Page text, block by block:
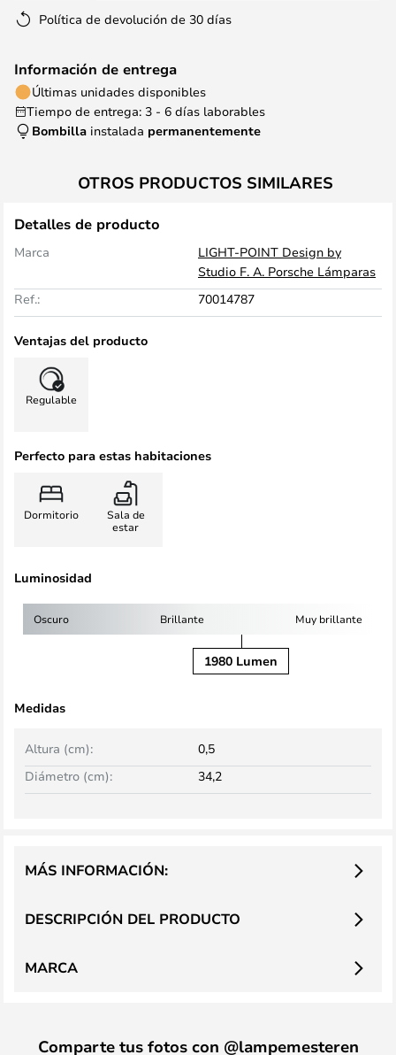
Política de devolución de 30 días
Información de entrega
Últimas unidades disponibles
Tiempo de entrega: 3 - 6 días laborables
Bombilla instalada permanentemente
OTROS PRODUCTOS SIMILARES
Detalles de producto
Marca
LIGHT-POINT Design by
Studio F. A. Porsche Lámparas
Ref.:
70014787
Ventajas del producto
Regulable
Perfecto para estas habitaciones
Dormitorio
Sala de
estar
Luminosidad
Oscuro Brillante Muy brillante
1980 Lumen
Medidas
Altura (cm):
0,5
Diámetro (cm):
34,2
DESCRIPCIÓN DEL PRODUCTO
MÁS INFORMACIÓN:
MARCA
Comparte tus fotos con @lampemesteren